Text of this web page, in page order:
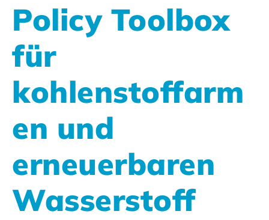
Policy Toolbox
für
kohlenstoffarm
en und
erneuerbaren
Wasserstoff